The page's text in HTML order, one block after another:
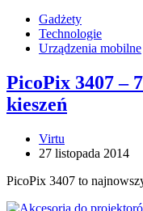
Gadżety
Technologie
Urządzenia mobilne
PicoPix 3407 –
kieszeń
Virtu
27 listopada 2014
PicoPix 3407 to